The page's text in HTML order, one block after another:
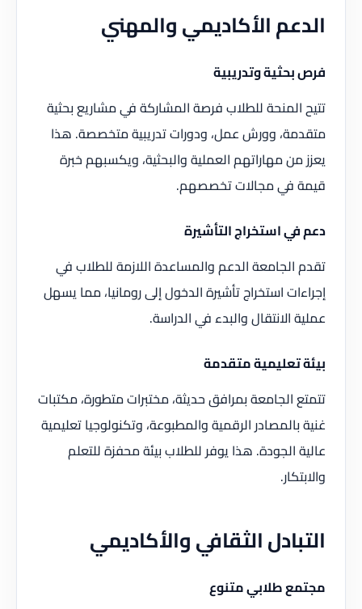
الدعم الأكاديمي والمهني
فرص بحثية وتدريبية
تتيح المنحة للطلاب فرصة المشاركة في مشاريع بحثية
متقدمة، وورش عمل، ودورات تدريبية متخصصة. هذا
يعزز من مهاراتهم العملية والبحثية، ويكسبهم خبرة
قيمة في مجالات تخصصهم.
دعم في استخراج التأشيرة
تقدم الجامعة الدعم والمساعدة اللازمة للطلاب في
إجراءات استخراج تأشيرة الدخول إلى رومانيا، مما يسهل
عملية الانتقال والبدء في الدراسة.
بيئة تعليمية متقدمة
تتمتع الجامعة بمرافق حديثة، مختبرات متطورة، مكتبات
غنية بالمصادر الرقمية والمطبوعة، وتكنولوجيا تعليمية
عالية الجودة. هذا يوفر للطلاب بيئة محفزة للتعلم
والابتكار.
التبادل الثقافي والأكاديمي
مجتمع طلابي متنوع